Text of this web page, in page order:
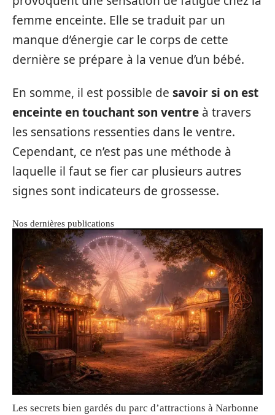
femme enceinte. Elle se traduit par un
manque d’énergie car le corps de cette
dernière se prépare à la venue d’un bébé.
En somme, il est possible de savoir si on est
enceinte en touchant son ventre à travers
les sensations ressenties dans le ventre.
Cependant, ce n’est pas une méthode à
laquelle il faut se fier car plusieurs autres
signes sont indicateurs de grossesse.
Nos dernières publications
Les secrets bien gardés du parc d’attractions à Narbonne